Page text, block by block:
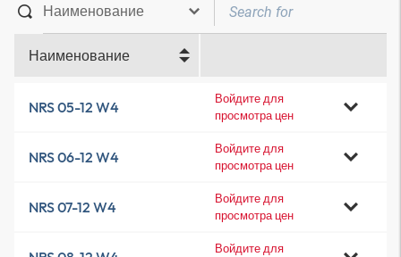
Наименование
NRS 05-12 W4
Войдите для
просмотра цен
NRS 06-12 W4
Войдите для
просмотра цен
NRS 07-12 W4
Войдите для
просмотра цен
Войдите для